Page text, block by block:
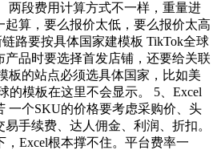
两段费用计算方式不一样，重量进
算，要么报价太低，要么报价太高
路要按具体国家建模板 TikTok全球
产品时要选择首发店铺，还要给关联
板的站点必须选具体国家，比如美
的模板在这里不会显示。 5、Excel
一个SKU的价格要考虑采购价、头
手续费、达人佣金、利润、折扣。
Excel根本撑不住。平台费率一